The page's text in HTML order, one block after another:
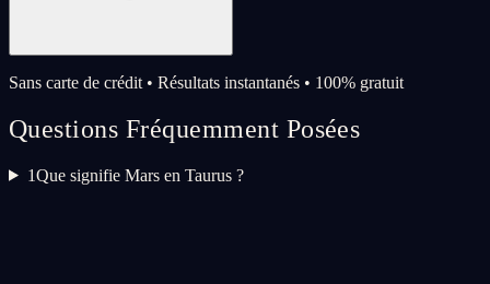
Sans carte de crédit • Résultats instantanés • 100% gratuit
Questions Fréquemment Posées
1Que signifie Mars en Taurus ?